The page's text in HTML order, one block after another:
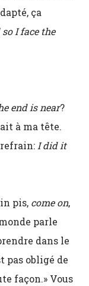
ça
I face the
end is near?
à ma tête.
refrain: I did it
pis, come on,
parle
dans le
pas obligé de
façon.» Vous